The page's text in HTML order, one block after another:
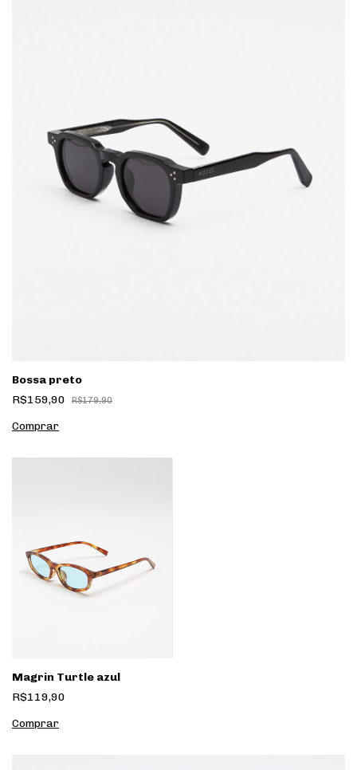
Bossa preto
R$159,90
R$179,90
Magrin Turtle azul
R$119,90